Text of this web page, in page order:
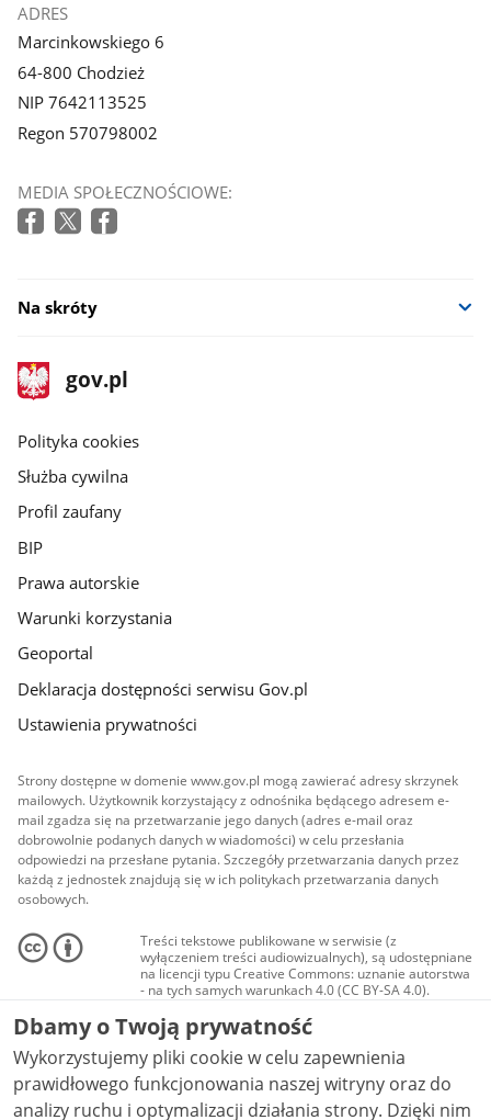
stopka
ADRES
Marcinkowskiego 6
64-800 Chodzież
NIP 7642113525
Regon 570798002
MEDIA SPOŁECZNOŚCIOWE:
Na skróty
stopka
gov.pl
Strona
gov.pl
gov.pl
Polityka cookies
Służba cywilna
Profil zaufany
BIP
Prawa autorskie
Warunki korzystania
Geoportal
Deklaracja dostępności serwisu Gov.pl
Ustawienia prywatności
Strony dostępne w domenie www.gov.pl mogą zawierać adresy skrzynek
mailowych. Użytkownik korzystający z odnośnika będącego adresem e-
mail zgadza się na przetwarzanie jego danych (adres e-mail oraz
dobrowolnie podanych danych w wiadomości) w celu przesłania
odpowiedzi na przesłane pytania. Szczegóły przetwarzania danych przez
każdą z jednostek znajdują się w ich politykach przetwarzania danych
osobowych.
Treści tekstowe publikowane w serwisie (z
wyłączeniem treści audiowizualnych), są udostępniane
na licencji typu Creative Commons: uznanie autorstwa
- na tych samych warunkach 4.0 (CC BY-SA 4.0).
Materiały audiowizualne, w tym zdjęcia, materiały
audio i wideo, są udostępniane na licencji typu
Creative Commons: uznanie autorstwa użycie
niekomercyjne - bez utworów zależnych 4.0 (CC BY-
NC-ND 4.0), o ile nie jest to stwierdzone inaczej.
Dbamy o Twoją prywatność
Wykorzystujemy pliki cookie w celu zapewnienia
prawidłowego funkcjonowania naszej witryny oraz do
analizy ruchu i optymalizacji działania strony. Dzięki nim